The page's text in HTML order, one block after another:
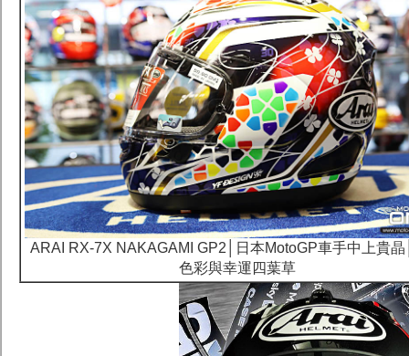
ARAI RX-7X NAKAGAMI GP2│日本MotoGP車手中上貴
色彩與幸運四葉草